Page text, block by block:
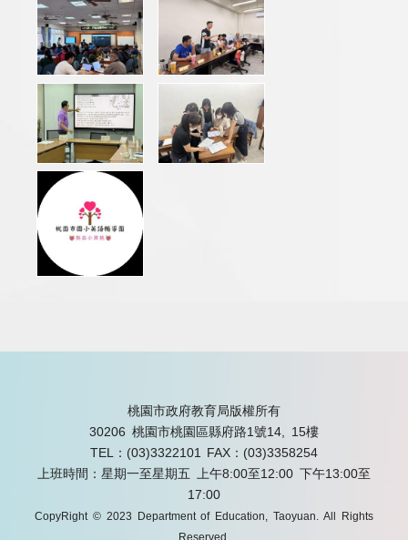
桃園市政府教育局版權所有
30206 桃園市桃園區縣府路1號14, 15樓
TEL：(03)3322101
FAX：(03)3358254
上班時間：星期一至星期五 上午8:00至12:00 下午13:00至
17:00
CopyRight © 2023 Department of Education, Taoyuan. All Rights
Reserved.